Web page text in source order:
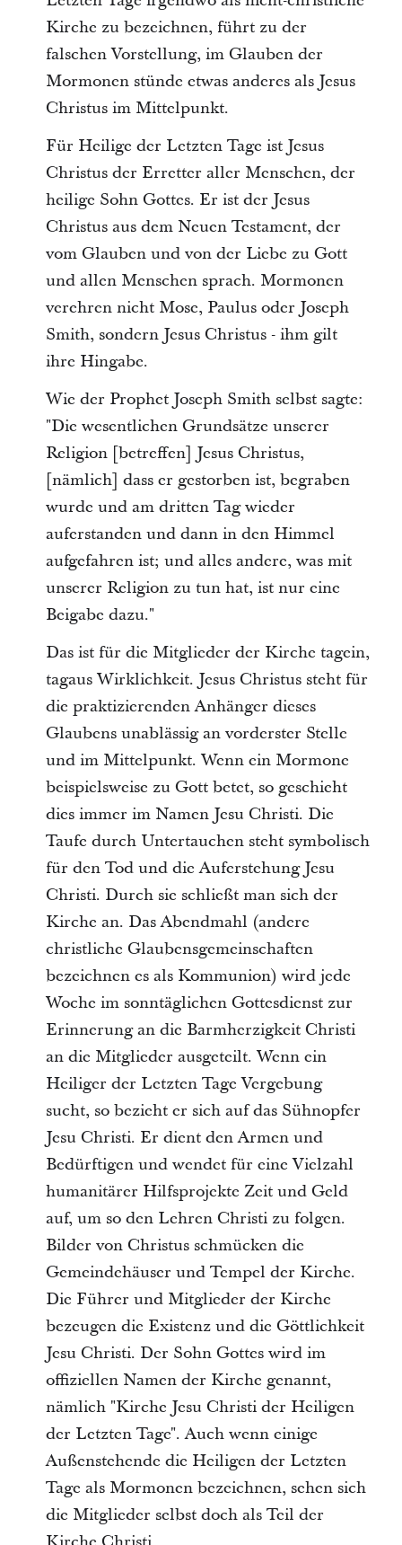
Kirche zu bezeichnen, führt zu der
falschen Vorstellung, im Glauben der
Mormonen stünde etwas anderes als Jesus
Christus im Mittelpunkt.
Für Heilige der Letzten Tage ist Jesus
Christus der Erretter aller Menschen, der
heilige Sohn Gottes. Er ist der Jesus
Christus aus dem Neuen Testament, der
vom Glauben und von der Liebe zu Gott
und allen Menschen sprach. Mormonen
verehren nicht Mose, Paulus oder Joseph
Smith, sondern Jesus Christus - ihm gilt
ihre Hingabe.
Wie der Prophet Joseph Smith selbst sagte:
"Die wesentlichen Grundsätze unserer
Religion [betreffen] Jesus Christus,
[nämlich] dass er gestorben ist, begraben
wurde und am dritten Tag wieder
auferstanden und dann in den Himmel
aufgefahren ist; und alles andere, was mit
unserer Religion zu tun hat, ist nur eine
Beigabe dazu."
Das ist für die Mitglieder der Kirche tagein,
tagaus Wirklichkeit. Jesus Christus steht für
die praktizierenden Anhänger dieses
Glaubens unablässig an vorderster Stelle
und im Mittelpunkt. Wenn ein Mormone
beispielsweise zu Gott betet, so geschieht
dies immer im Namen Jesu Christi. Die
Taufe durch Untertauchen steht symbolisch
für den Tod und die Auferstehung Jesu
Christi. Durch sie schließt man sich der
Kirche an. Das Abendmahl (andere
christliche Glaubensgemeinschaften
bezeichnen es als Kommunion) wird jede
Woche im sonntäglichen Gottesdienst zur
Erinnerung an die Barmherzigkeit Christi
an die Mitglieder ausgeteilt. Wenn ein
Heiliger der Letzten Tage Vergebung
sucht, so bezieht er sich auf das Sühnopfer
Jesu Christi. Er dient den Armen und
Bedürftigen und wendet für eine Vielzahl
humanitärer Hilfsprojekte Zeit und Geld
auf, um so den Lehren Christi zu folgen.
Bilder von Christus schmücken die
Gemeindehäuser und Tempel der Kirche.
Die Führer und Mitglieder der Kirche
bezeugen die Existenz und die Göttlichkeit
Jesu Christi. Der Sohn Gottes wird im
offiziellen Namen der Kirche genannt,
nämlich "Kirche Jesu Christi der Heiligen
der Letzten Tage". Auch wenn einige
Außenstehende die Heiligen der Letzten
Tage als Mormonen bezeichnen, sehen sich
die Mitglieder selbst doch als Teil der